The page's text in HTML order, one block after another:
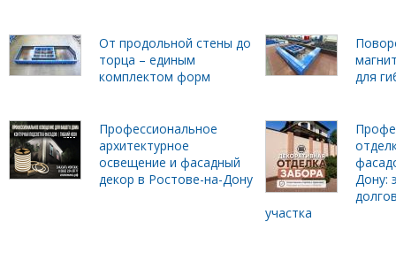
От продольной стены до
торца – единым
комплектом форм
для
Профессиональное
архитектурное
освещение и фасадный
декор в Ростове-на-Дону
Дону:
участка